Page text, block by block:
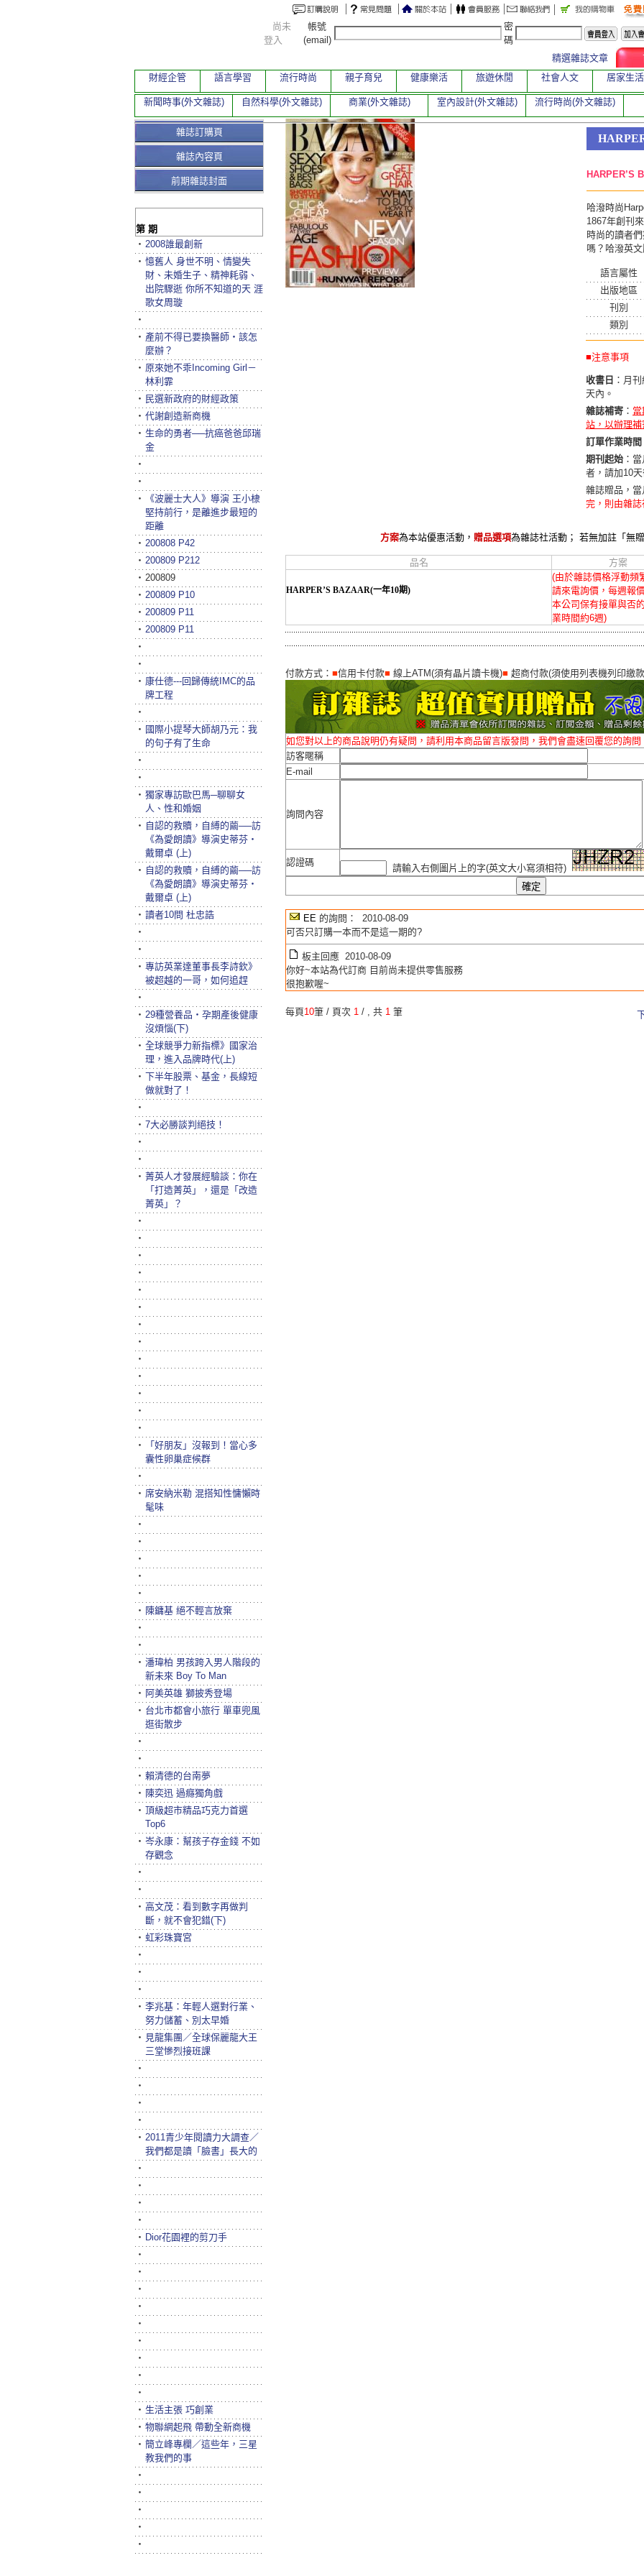
HARPER’S
哈潑時尚
1867年創刊
時尚的讀者
嗎？哈潑英
語言屬性
出版地區
刊別
類別
■注意事項
收書日 ：月
天內。
雜誌補寄 ：
站，以辦理補
訂單作業時間
期刊起始 ：
者，請加10天
雜誌贈品，當
完，則由雜
方案為本站優惠活動， 贈品選項為雜誌社活動； 若無加註「無
品名 方案
HARPER’S BAZAAR(一年10期)
(由於雜誌價格浮動頻
請來電詢價，每週報
本公司保有接單與否
業時間約6週)
付款方式： ■信用卡付款■ 線上ATM(須有晶片讀卡機)■ 超商付款(須使用列表機列印繳
如您對以上的商品說明仍有疑問，請利用本商品留言版發問，我們會盡速回覆您的詢問
訪客暱稱
E-mail
詢問內容
認證碼
請輸入右側圖片上的字(英文大小寫須相符)
EE 的詢問： 2010-08-09
可否只訂購一本而不是這一期的?
板主回應 2010-08-09
你好~本站為代訂商 目前尚未提供零售服務
很抱歉喔~
每頁10筆 / 頁次 1 / , 共 1 筆
雜誌訂購頁
雜誌內容頁
前期雜誌封面
第 期
‧ 2008誰最創新
‧ 憶舊人 身世不明、情變失
財、未婚生子、精神耗弱、
出院驟逝 你所不知道的天 涯
歌女周璇
‧
‧ 產前不得已要換醫師‧該怎
麼辦？
‧ 原來她不乖Incoming Girl－
林利霏
‧ 民選新政府的財經政策
‧ 代謝創造新商機
‧ 生命的勇者──抗癌爸爸邱瑞
金
‧
‧
‧
《波麗士大人》導演 王小棣
堅持前行，是離進步最短的
距離
‧ 200808 P42
‧ 200809 P212
‧ 200809
‧ 200809 P10
‧ 200809 P11
‧ 200809 P11
‧
‧
‧ 康仕德---回歸傳統IMC的品
牌工程
‧
‧ 國際小提琴大師胡乃元：我
的句子有了生命
‧
‧
‧ 獨家專訪歐巴馬─聊聊女
人、性和婚姻
‧ 自認的救贖，自縛的繭──訪
《為愛朗讀》導演史蒂芬‧
戴爾卓 (上)
‧ 自認的救贖，自縛的繭──訪
《為愛朗讀》導演史蒂芬‧
戴爾卓 (上)
‧ 讀者10問 杜忠誥
‧
‧
‧ 專訪英業達董事長李詩欽》
被超越的一哥，如何追趕
‧
‧ 29種營養品‧孕期產後健康
沒煩惱(下)
‧ 全球競爭力新指標》國家治
理，進入品牌時代(上)
‧ 下半年股票、基金，長線短
做就對了！
‧
‧ 7大必勝談判絕技！
‧
‧
‧ 菁英人才發展經驗談：你在
「打造菁英」，還是「改造
菁英」？
‧
‧
‧
‧
‧
‧
‧
‧
‧
‧
‧
‧
‧
‧
「好朋友」沒報到！當心多
囊性卵巢症候群
‧
‧ 席安納米勒 混搭知性慵懶時
髦味
‧
‧
‧
‧
‧
‧ 陳鏞基 絕不輕言放棄
‧
‧
‧ 潘瑋柏 男孩跨入男人階段的
新未來 Boy To Man
‧ 阿美英雄 獅披秀登場
‧ 台北市都會小旅行 單車兜風
逛街散步
‧
‧
‧ 賴清德的台南夢
‧ 陳奕迅 過癮獨角戲
‧ 頂級超市精品巧克力首選
Top6
‧ 岑永康：幫孩子存金錢 不如
存觀念
‧
‧
‧ 高文茂：看到數字再做判
斷，就不會犯錯(下)
‧ 虹彩珠寶宮
‧
‧
‧
‧ 李兆基：年輕人選對行業、
努力儲蓄、別太早婚
‧ 見龍集團／全球保麗龍大王
三堂慘烈接班課
‧
‧
‧
‧
‧ 2011青少年閱讀力大調查／
我們都是讀「臉書」長大的
‧
‧
‧
‧
‧ Dior花園裡的剪刀手
‧
‧
‧
‧
‧
‧
‧
‧
‧
‧ 生活主張 巧創業
‧ 物聯網起飛 帶動全新商機
‧ 簡立峰專欄／這些年，三星
教我們的事
‧
‧
‧
‧
‧
尚未
登入
帳號
(email)
密
碼
精選雜誌文章
財經企管
語言學習 流行時尚 親子育兒 健康樂活 旅遊休閒 社會人文 居家生活
新聞時事(外文雜誌) 自然科學(外文雜誌) 商業(外文雜誌) 室內設計(外文雜誌) 流行時尚(外文雜誌)